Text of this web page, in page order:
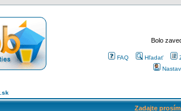
Bolo
FAQ Hľadať
Zadajte